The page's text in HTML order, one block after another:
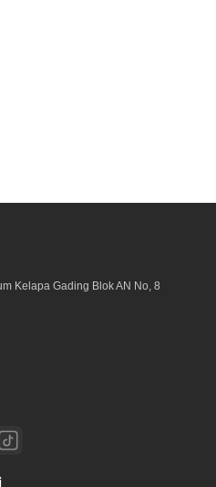
Kelapa Gading Blok AN No, 8